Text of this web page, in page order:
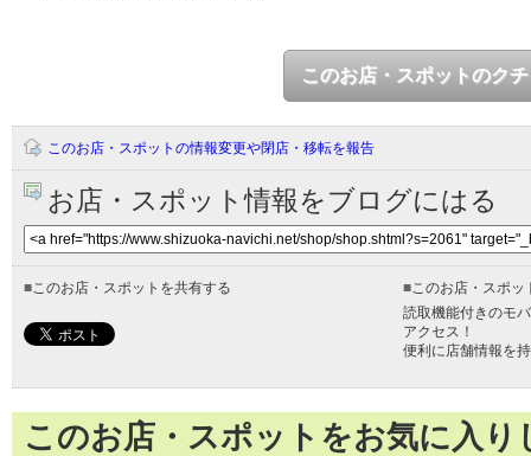
このお店・スポットのク
このお店・スポットの情報変更や閉店・移転を報告
お店・スポット情報をブログにはる
■このお店・スポットを共有する ■このお店・スポッ
読取機能付きのモ
アクセス！
便利に店舗情報を
このお店・スポットをお気に入